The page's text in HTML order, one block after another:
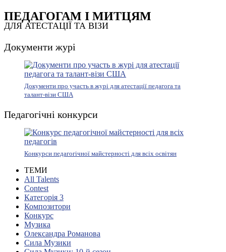
ПЕДАГОГАМ І МИТЦЯМ
ДЛЯ АТЕСТАЦІЇ ТА ВІЗИ
Документи журі
Документи про участь в журі для атестації педагога та
талант-візи США
Педагогічні конкурси
Конкурси педагогічної майстерності для всіх освітян
ТЕМИ
All Talents
Contest
Категорія 3
Композитори
Конкурс
Музика
Олександра Романова
Сила Музики